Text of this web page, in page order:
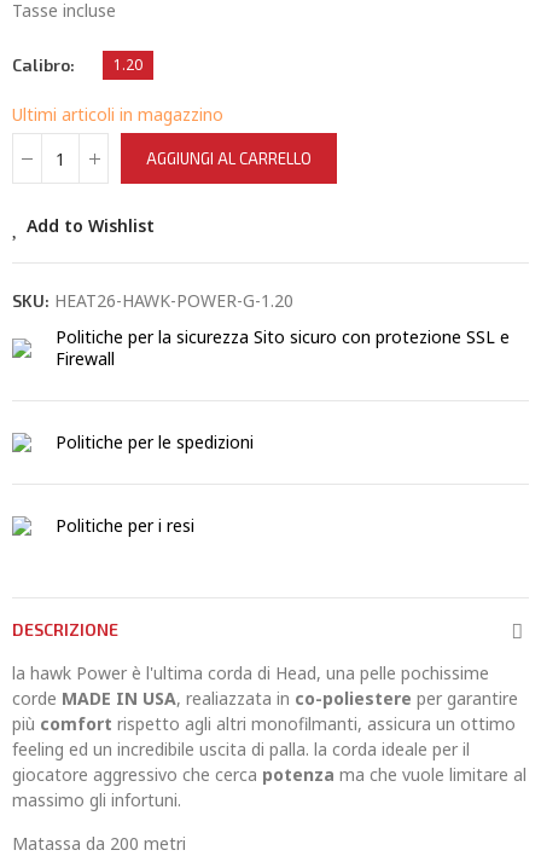
Tasse incluse
Calibro 1.20
Ultimi articoli in magazzino
AGGIUNGI AL CARRELLO
Add to Wishlist
SKU: HEAT26-HAWK-POWER-G-1.20
Politiche per la sicurezza Sito sicuro con protezione SSL e
Firewall
Politiche per le spedizioni
Politiche per i resi
DESCRIZIONE
la hawk Power è l'ultima corda di Head, una pelle pochissime
corde MADE IN USA, realiazzata in co-poliestere per garantire
più comfort rispetto agli altri monofilmanti, assicura un ottimo
feeling ed un incredibile uscita di palla. la corda ideale per il
giocatore aggressivo che cerca potenza ma che vuole limitare al
massimo gli infortuni.
Matassa da 200 metri